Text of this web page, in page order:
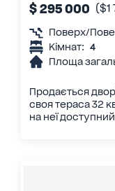
$ 295 000 ($1
Поверх/
Кімнат: 4
Площа
Продається
своя тераса 32
на неї